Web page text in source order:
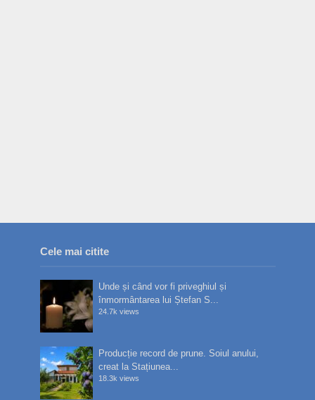
Cele mai citite
Unde și când vor fi priveghiul și
înmormântarea lui Ștefan S...
24.7k views
Producție record de prune. Soiul anului,
creat la Stațiunea...
18.3k views